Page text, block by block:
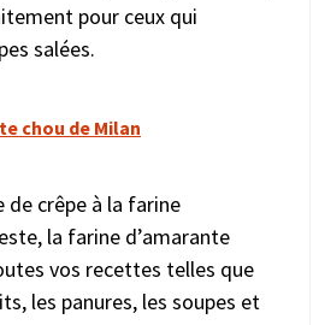
pour ceux qui
salées.
chou de Milan
de crêpe à la farine
la farine d’amarante
vos recettes telles que
les panures, les soupes et